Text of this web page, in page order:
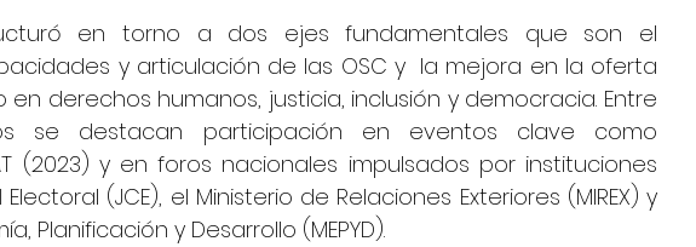
en torno a dos ejes fundamentales que son el
y articulación de las OSC y  la mejora en la oferta
en derechos humanos, justicia, inclusión y democracia. Entre
se destacan participación en eventos clave como
(2023) y en foros nacionales impulsados por instituciones
(JCE), el Ministerio de Relaciones Exteriores (MIREX) y
Planificación y Desarrollo (MEPYD).